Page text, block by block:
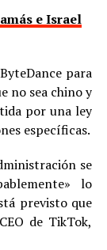
e Israel
para
no sea chino y
por una ley
específicas.
se
lo
previsto que
de TikTok,